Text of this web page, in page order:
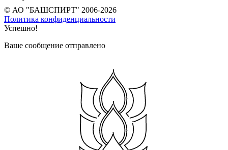
© АО "БАШСПИРТ" 2006-2026
Политика конфиденциальности
Успешно!
Ваше сообщение отправлено